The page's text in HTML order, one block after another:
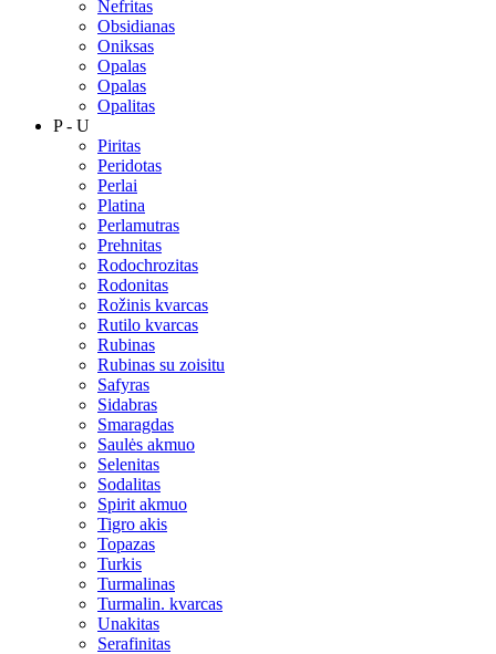
Nefritas
Obsidianas
Oniksas
Opalas
Opalas
Opalitas
P - U
Piritas
Peridotas
Perlai
Platina
Perlamutras
Prehnitas
Rodochrozitas
Rodonitas
Rožinis kvarcas
Rutilo kvarcas
Rubinas
Rubinas su zoisitu
Safyras
Sidabras
Smaragdas
Saulės akmuo
Selenitas
Sodalitas
Spirit akmuo
Tigro akis
Topazas
Turkis
Turmalinas
Turmalin. kvarcas
Unakitas
Serafinitas